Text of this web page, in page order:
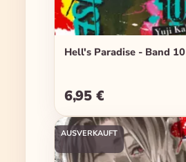
Hell's Paradise - Band 10
Regulärer Preis:
6,95 €
AUSVERKAUFT